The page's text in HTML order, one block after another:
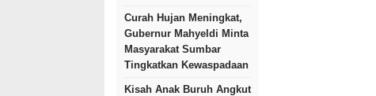
Curah Hujan Meningkat,
Gubernur Mahyeldi Minta
Masyarakat Sumbar
Tingkatkan Kewaspadaan
Kisah Anak Buruh Angkut